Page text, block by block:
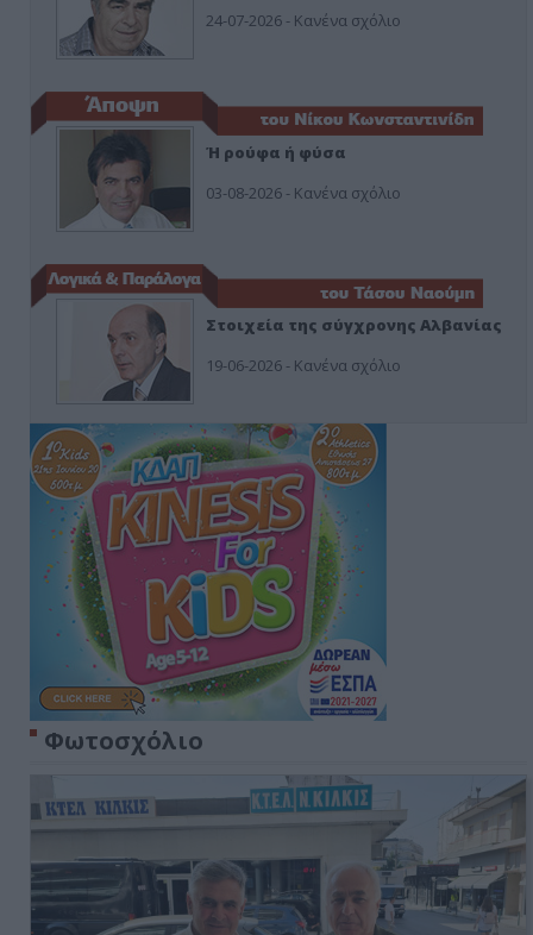
24-07-2026 - Κανένα σχόλιο
Ή ρούφα ή φύσα
03-08-2026 - Κανένα σχόλιο
Στοιχεία της σύγχρονης Αλβανίας
19-06-2026 - Κανένα σχόλιο
Φωτοσχόλιο